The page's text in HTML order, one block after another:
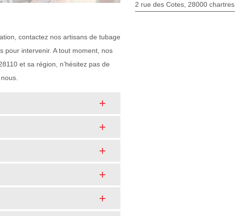
contactez nos artisans de tubage
pour intervenir. A tout moment, nos
et sa région, n’hésitez pas de
2 rue des Cotes, 28000 chartres